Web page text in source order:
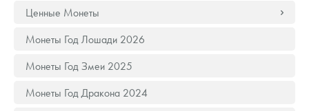
Ценные Монеты
Монеты Год Лошади 2026
Монеты Год Змеи 2025
Монеты Год Дракона 2024